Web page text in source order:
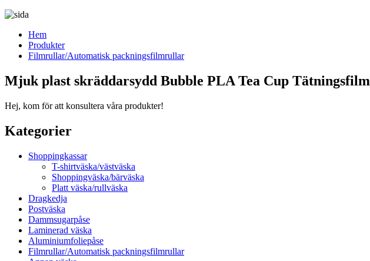
Hem
Produkter
Filmrullar/Automatisk packningsfilmrullar
Mjuk plast skräddarsydd Bubble PLA Tea Cup Tätningsfilm
Hej, kom för att konsultera våra produkter!
Kategorier
Shoppingkassar
T-shirtväska/västväska
Shoppingväska/bärväska
Platt väska/rullväska
Dragkedja
Postväska
Dammsugarpåse
Laminerad väska
Aluminiumfoliepåse
Filmrullar/Automatisk packningsfilmrullar